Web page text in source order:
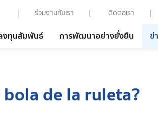
ร่วมงานกับเรา ติดต่อเรา
งทุนสัมพันธ์ การพัฒนาอย่างยั่งยืน ข่
de la ruleta?